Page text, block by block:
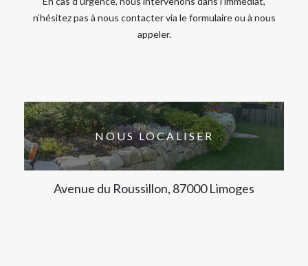
n’hésitez pas à nous contacter via le formulaire ou à nous
appeler.
NOUS LOCALISER
Avenue du Roussillon, 87000 Limoges